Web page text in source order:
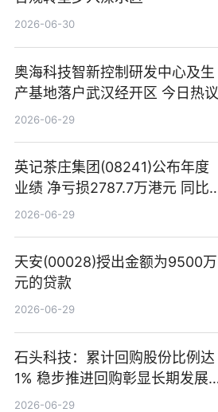
2026-06-30
奥海科技智新控制研发中心及生
产基地落户武汉经开区 今日热议
2026-06-29
英记茶庄集团(08241)公布年度
业绩 净亏损2787.7万港元 同比
扩大65.15% 焦点速读
2026-06-29
天安(00028)授出金额为9500万
元的贷款
2026-06-29
石头科技：累计回购股份比例达
1% 稳步推进回购彰显长期发展
信心 新动态
2026-06-29